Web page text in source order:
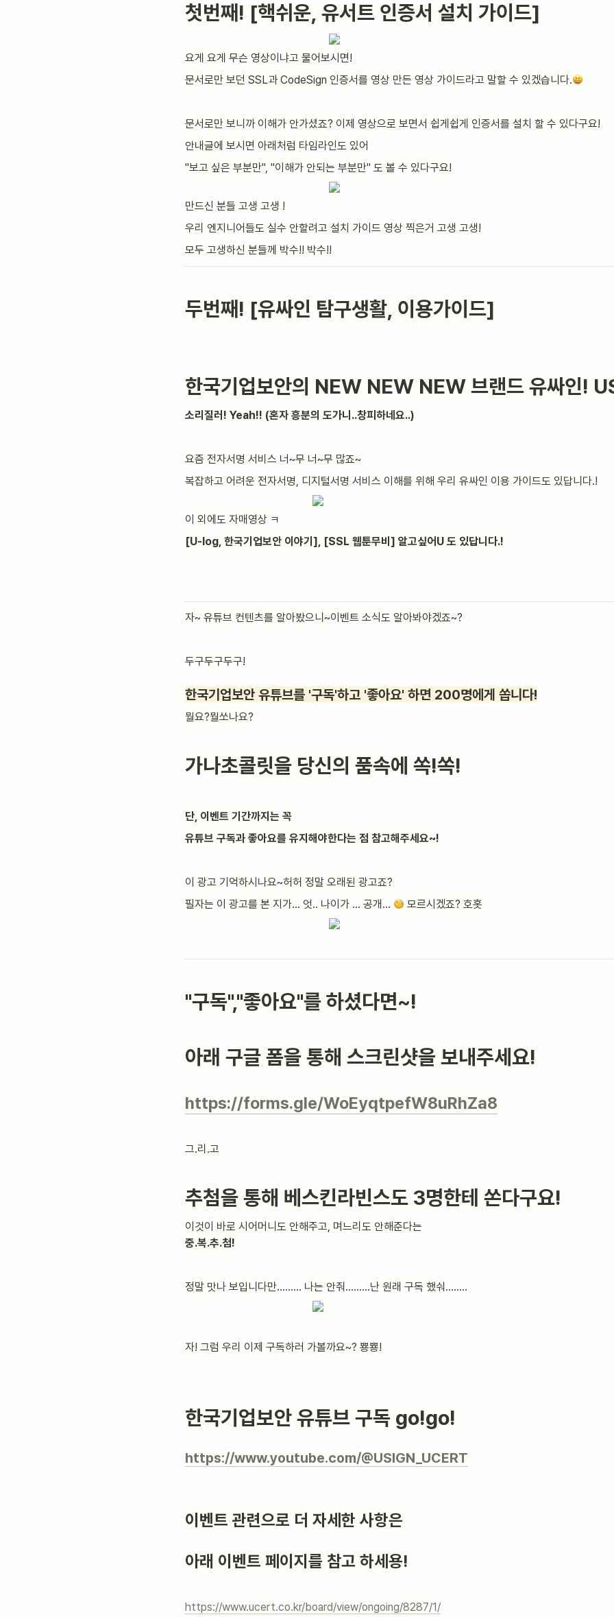
첫번째! [핵쉬운, 유서트 인증서 설치 가이드]
요게 요게 무슨 영상이냐고 물어보시면!
문서로만 보던 SSL과 CodeSign 인증서를 영상 만든 영상 가이드라고 말할 수 있겠습니다.
문서로만 보니까 이해가 안가셨죠? 이제 영상으로 보면서 쉽게쉽게 인증서를 설치 할 수 있다구요!
안내글에 보시면 아래처럼 타임라인도 있어
"보고 싶은 부분만", "이해가 안되는 부분만" 도 볼 수 있다구요!
만드신 분들 고생 고생 !
우리 엔지니어들도 실수 안할려고 설치 가이드 영상 찍은거 고생 고생!
모두 고생하신 분들께 박수!! 박수!!
두번째! [유싸인 탐구생활, 이용가이드]
한국기업보안의 NEW NEW NEW 브랜드 유싸인!
소리질러! Yeah!! (혼자 흥분의 도가니..창피하네요..)
요즘 전자서명 서비스 너~무 너~무 많죠~
복잡하고 어려운 전자서명, 디지털서명 서비스 이해를 위해 우리 유싸인 이용 가이드도 있답니다.!
이 외에도 자매영상 ㅋ
[U-log, 한국기업보안 이야기], [SSL 웹툰무비] 알고싶어U 도 있답니다.!
자~ 유튜브 컨텐츠를 알아봤으니~이벤트 소식도 알아봐야겠죠~?
두구두구두구!
한국기업보안 유튜브를 '구독'하고 '좋아요' 하면 200명에게 쏩니다!
뭘요?뭘쏘나요?
가나초콜릿을 당신의 품속에 쏙!쏙!
단, 이벤트 기간까지는 꼭
유튜브 구독과 좋아요를 유지해야한다는 점 참고해주세요~!
이 광고 기억하시나요~허허 정말 오래된 광고죠?
필자는 이 광고를 본 지가... 엇.. 나이가 ... 공개...
모르시겠죠? 호홋
"구독","좋아요"를 하셨다면~!
아래 구글 폼을 통해 스크린샷을 보내주세요!
https://forms.gle/WoEyqtpefW8uRhZa8
그.리.고
추첨을 통해 베스킨라빈스도 3명한테 쏜다구요!
이것이 바로 시어머니도 안해주고, 며느리도 안해준다는
중.복.추.첨!
정말 맛나 보입니다만......... 나는 안줘.........난 원래 구독 했숴........
자! 그럼 우리 이제 구독하러 가볼까요~? 뿅뿅!
한국기업보안 유튜브 구독 go!go!
https://www.youtube.com/@USIGN_UCERT
이벤트 관련으로 더 자세한 사항은
아래 이벤트 페이지를 참고 하세용!
https://www.ucert.co.kr/board/view/ongoing/8287/1/